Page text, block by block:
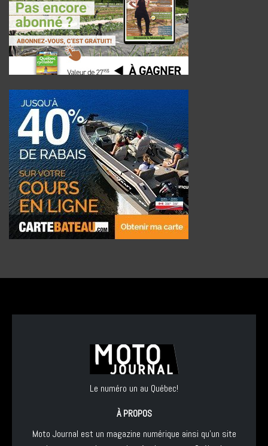
Le numéro un au Québec!
À PROPOS
Moto Journal est un magazine numérique ainsi qu'un site